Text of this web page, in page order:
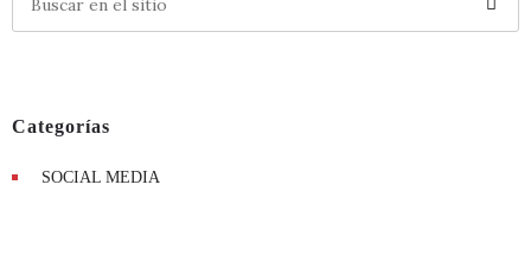
Categorías
SOCIAL MEDIA